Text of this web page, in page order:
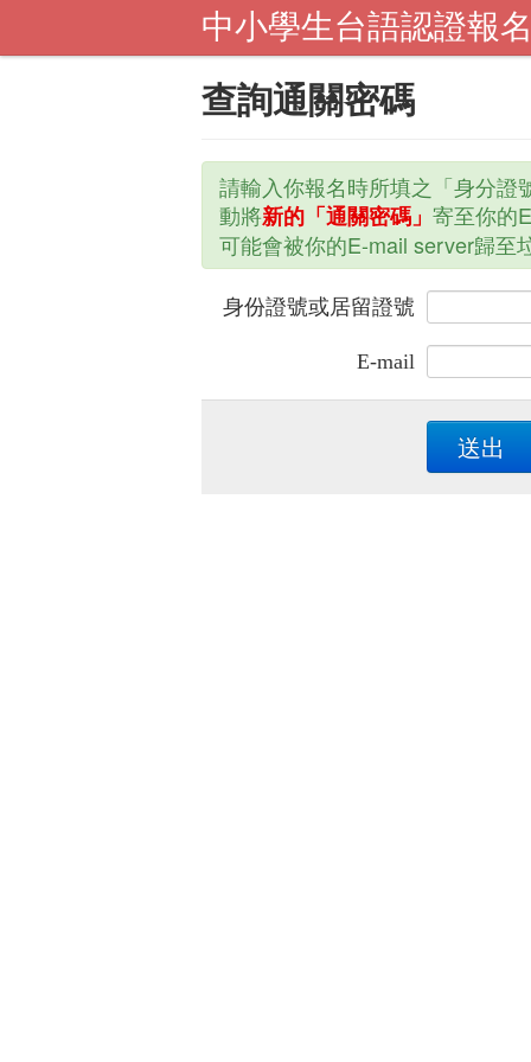
中小學生台語認證報
查詢通關密碼
請輸入你報名時所填之「身分證
動將新的「通關密碼」 寄至你的
可能會被你的E-mail server歸至
身份證號或居留證號
E-mail
送出